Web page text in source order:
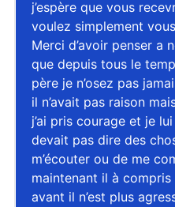
j’espère que vous
voulez simplement
Merci d’avoir penser a
que depuis tous le
père je n’osez pas
il n’avait pas raison
j’ai pris courage et je
devait pas dire des
m’écouter ou de me
maintenant il à compris
avant il n’est plus